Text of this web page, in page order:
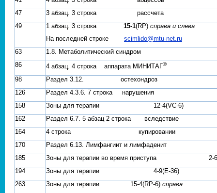
47
3 абзац. 3 строка рассчета
49
1 абзац. 3 строка 15-1(RP) справа и слева
На последней строке scimlido@mtu-net.ru
63
1.8. Метаболитический синдром
86
4 абзац. 4 строка аппарата МИНИТАГ ®
98
Раздел 3.12. остехондроз
126
Раздел 4.3.6. 7 строка нарушения
158
Зоны для терапии 12-4(VC-6)
162
Раздел 6.7. 5 абзац 2 строка вследствие
164
4 строка купировании
170
Раздел 6.13. Лимфангиит и лимфаденит
185
Зоны для терапии во время приступа 2-6
194
Зоны для терапии 4-9(E-36)
263
Зоны для терапии 15-4(RP-6) справа